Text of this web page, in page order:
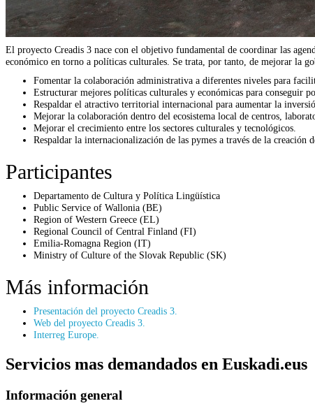
El proyecto Creadis 3 nace con el objetivo fundamental de coordinar las
económico en torno a políticas culturales. Se trata, por tanto, de mejorar la
Fomentar la colaboración administrativa a diferentes niveles para
Estructurar mejores políticas culturales y económicas para conseguir
Respaldar el atractivo territorial internacional para aumentar la
Mejorar la colaboración dentro del ecosistema local de centros,
Mejorar el crecimiento entre los sectores culturales y tecnológicos.
Respaldar la internacionalización de las pymes a través de la creación
Participantes
Departamento de Cultura y Política Lingüística
Public Service of Wallonia (BE)
Region of Western Greece (EL)
Regional Council of Central Finland (FI)
Emilia-Romagna Region (IT)
Ministry of Culture of the Slovak Republic (SK)
Más información
Presentación del proyecto Creadis 3.
Web del proyecto Creadis 3.
Interreg Europe.
Servicios mas demandados en Euskadi.eus
Información general